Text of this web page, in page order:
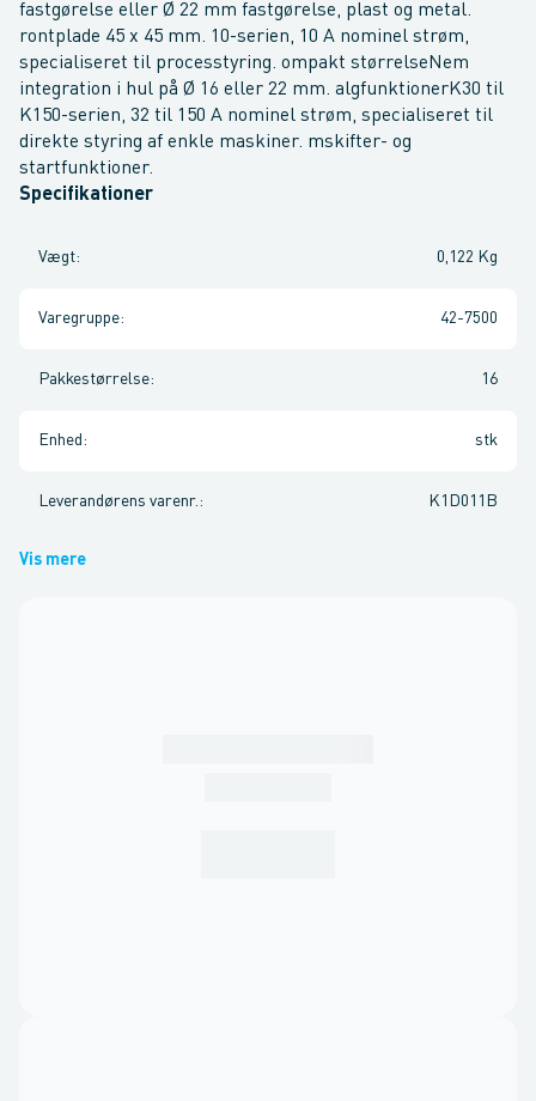
fastgørelse eller Ø 22 mm fastgørelse, plast og metal.
rontplade 45 x 45 mm. 10-serien, 10 A nominel strøm,
specialiseret til processtyring. ompakt størrelseNem
integration i hul på Ø 16 eller 22 mm. algfunktionerK30 til
K150-serien, 32 til 150 A nominel strøm, specialiseret til
direkte styring af enkle maskiner. mskifter- og
startfunktioner.
Specifikationer
Vægt: 0,122 Kg
Varegruppe: 42-7500
Pakkestørrelse: 16
Enhed : stk
Leverandørens varenr. : K1D011B
Vis mere